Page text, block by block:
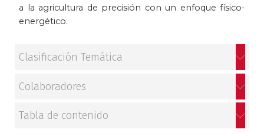
a la agricultura de precisión con un enfoque físico-
energético.
Clasificación Temática
Colaboradores
Tabla de contenido